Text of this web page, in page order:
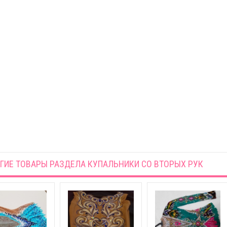
ТОВАРЫ РАЗДЕЛА КУПАЛЬНИКИ СО ВТОРЫХ РУК